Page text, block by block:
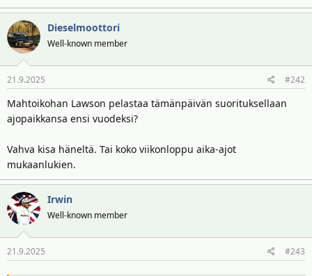
Dieselmoottori
Well-known member
21.9.2025 #242
Mahtoikohan Lawson pelastaa tämänpäivän suorituksellaan
ajopaikkansa ensi vuodeksi?
Vahva kisa häneltä. Tai koko viikonloppu aika-ajot
mukaanlukien.
Irwin
Well-known member
21.9.2025 #243